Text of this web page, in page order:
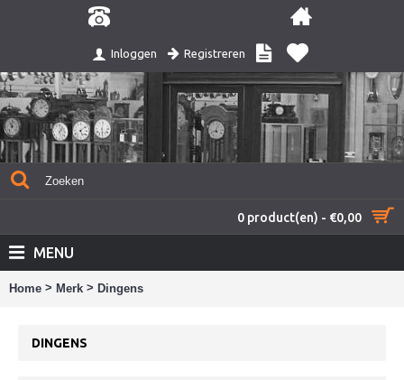
Inloggen Registreren
0 product(en) - €0,00
MENU
Home > Merk > Dingens
DINGENS